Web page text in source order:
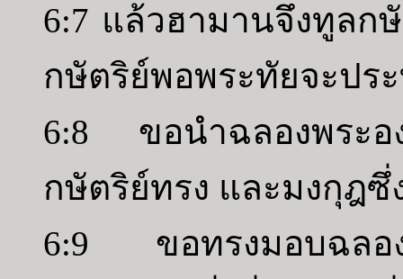
6:7 แล้วฮามานจึงทูลก
กษัตริย์พอพระทัยจะปร
6:8 ขอนำฉลองพระ
กษัตริย์ทรง และมงกุฎซึ่
6:9 ขอทรงมอบฉลอง